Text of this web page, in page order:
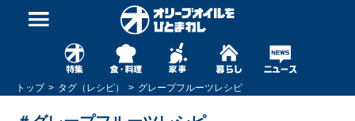
トップ タグ（レシピ） グレープフルーツレシピ